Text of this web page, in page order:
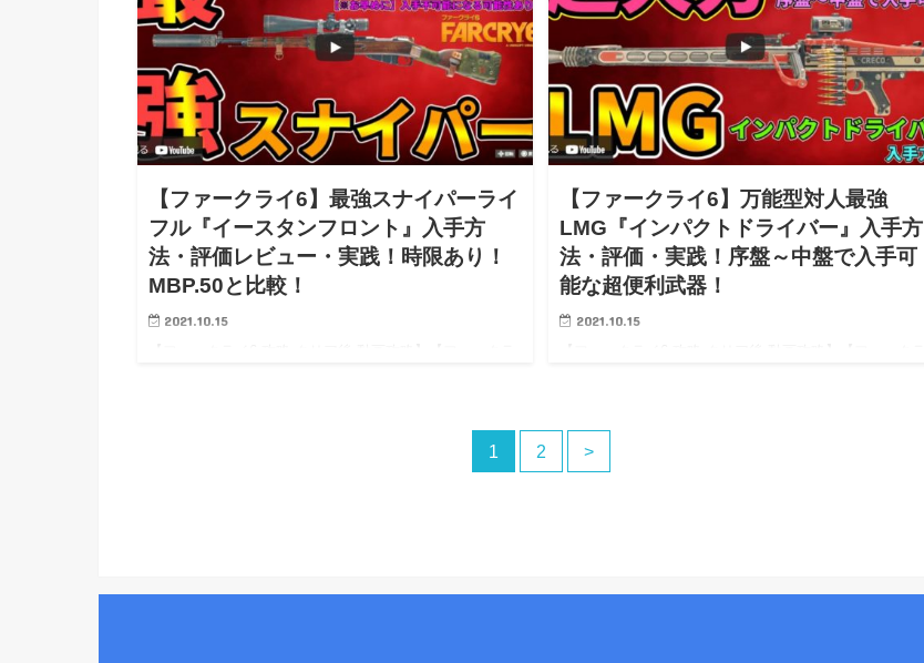
【ファークライ6】最強スナイパーライ
フル『イースタンフロント』入手方
法・評価レビュー・実践！時限あり！
MBP.50と比較！
2021.10.15
【ファークライ6】万能型対人最強
LMG『インパクトドライバー』入手方
法・評価・実践！序盤～中盤で入手可
能な超便利武器！
2021.10.15
1 2 >